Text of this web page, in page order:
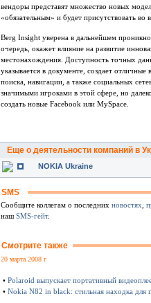
вендоры представят множество новых
«обязательным» и будет присутствовать
Berg Insight уверена в дальнейшем
очередь, окажет влияние на развитие
местонахождения. Доступность точных
указывается в документе, создает
поиска, навигации, а также социальных
значимыми игроками в этой сфере, но
создать новые Facebook или MySpace.
Еще о деятельности компаний в
NOKIA Ukraine
SMS
Сообщите коллегам о последних новостях
наш SMS-гейт.
Смотрите также
20 марта 2008 г
• Polaroid выпускает портативный
• Nokia N82 in black: стильная находка для